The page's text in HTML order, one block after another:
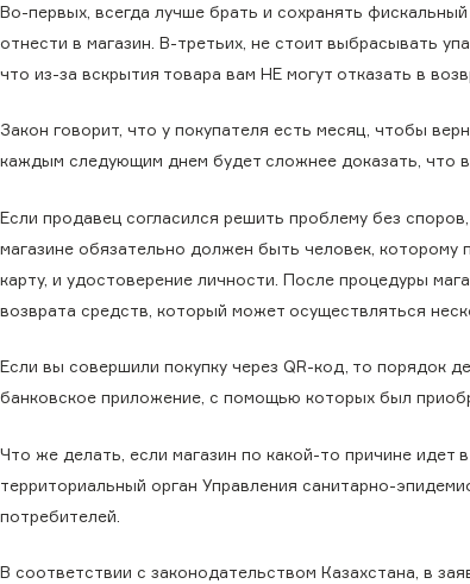
Во-первых, всегда лучше брать и сохранять
отнести в магазин. В-третьих, не стоит выбрасывать
что из-за вскрытия товара вам НЕ могут отказать в
Закон говорит, что у покупателя есть месяц, чтобы
каждым следующим днем будет сложнее доказать, что
Если продавец согласился решить проблему без
магазине обязательно должен быть человек,
карту, и удостоверение личности. После процедуры
возврата средств, который может осуществляться
Если вы совершили покупку через QR-код, то порядок
банковское приложение, с помощью которых был
Что же делать, если магазин по какой-то причине идет
территориальный орган Управления санитарно-
потребителей.
В соответствии с законодательством Казахстана, в